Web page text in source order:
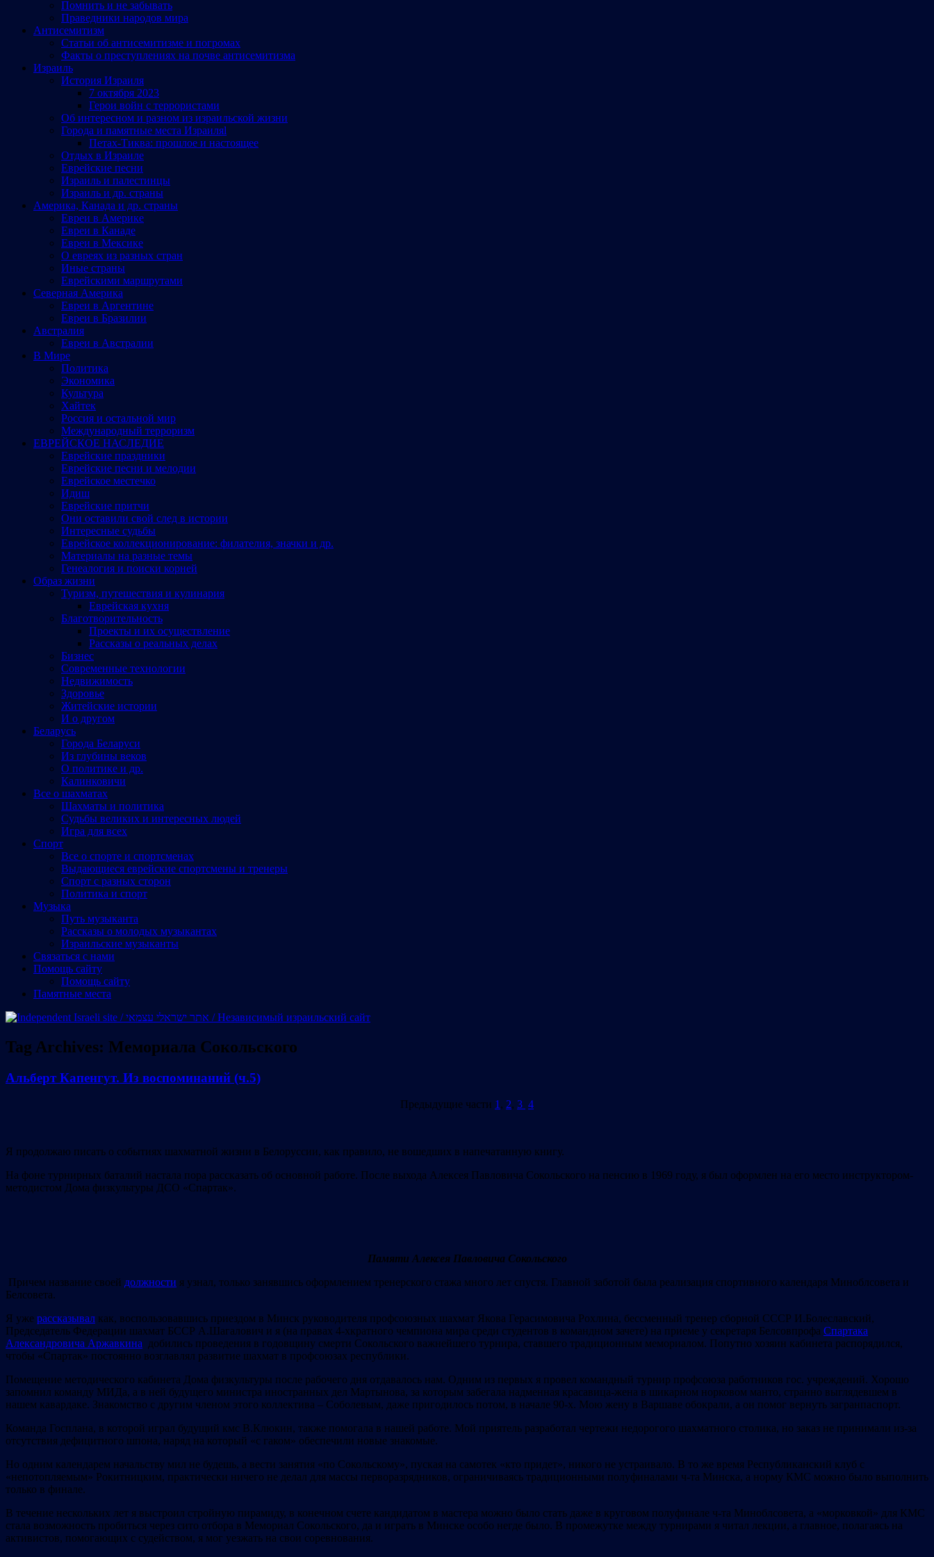
Помнить и не забывать
Праведники народов мира
Антисемитизм
Статьи об антисемитизме и погромах
Факты о преступлениях на почве антисемитизма
Израиль
История Израиля
7 октября 2023
Герои войн с террористами
Об интересном и разном из израильской жизни
Города и памятные места Израиляl
Петах-Тиква: прошлое и настоящее
Отдых в Израиле
Еврейские песни
Израиль и палестинцы
Израиль и др. страны
Америка, Канада и др. страны
Евреи в Америке
Евреи в Канаде
Евреи в Мексике
О евреях из разных стран
Иные страны
Еврейскими маршрутами
Северная Америка
Евреи в Аргентине
Евреи в Бразилии
Австралия
Евреи в Австралии
В Мире
Политика
Экономика
Культура
Хайтек
Россия и остальной мир
Международный терроризм
ЕВРЕЙСКОЕ НАСЛЕДИЕ
Еврейские праздники
Еврейские песни и мелодии
Еврейское местечко
Идиш
Еврейские притчи
Они оставили свой след в истории
Интересные судьбы
Еврейское коллекционирование: филателия, значки и др.
Материалы на разные темы
Генеалогия и поиски корней
Образ жизни
Туризм, путешествия и кулинария
Еврейская кухня
Благотворительность
Проекты и их осуществление
Рассказы о реальных делах
Бизнес
Современные технологии
Недвижимость
Здоровье
Житейские истории
И о другом
Беларусь
Города Беларуси
Из глубины веков
О политике и др.
Калинковичи
Все о шахматах
Шахматы и политика
Судьбы великих и интересных людей
Игра для всех
Спорт
Все о спорте и спортсменах
Выдающиеся еврейские спортсмены и тренеры
Спорт с разных сторон
Политика и спорт
Музыка
Путь музыканта
Рассказы о молодых музыкантах
Израильские музыканты
Cвязаться с нами
Помощь сайту
Помощь сайту
Памятные места
Tag Archives: Мемориала Сокольского
Альберт Капенгут. Из воспоминаний (ч.5)
Предыдущие части 1 , 2, 3 4
Я продолжаю писать о событиях шахматной жизни в Белоруссии, как правило, не вошедших в напечатанную книгу.
На фоне турнирных баталий настала пора рассказать об основной работе. После выхода Алексея Павловича Сокольского на пенсию в 1969 году, я был оформлен на его место инструктором-
методистом Дома физкультуры ДСО «Спартак».
Памяти Алексея Павловича Сокольского
Причем название своей должности я узнал, только занявшись оформлением тренерского стажа много лет спустя. Главной заботой была реализация спортивного календаря Миноблсовета и
Белсовета.
Я уже рассказывал как, воспользовавшись приездом в Минск руководителя профсоюзных шахмат Якова Герасимовича Рохлина, бессменный тренер сборной СССР И.Болеславский,
Председатель Федерации шахмат БССР А.Шагалович и я (на правах 4-хкратного чемпиона мира среди студентов в командном зачете) на приеме у секретаря Белсовпрофа Спартака
Александровича Аржавкина добились проведения в годовщину смерти Сокольского важнейшего турнира, ставшего традиционным мемориалом. Попутно хозяин кабинета распорядился,
чтобы «Спартак» постоянно возглавлял развитие шахмат в профсоюзах республики.
Помещение методического кабинета Дома физкультуры после рабочего дня отдавалось нам. Одним из первых я провел командный турнир профсоюза работников гос. учреждений. Хорошо
запомнил команду МИДа, а в ней будущего министра иностранных дел Мартынова, за которым забегала надменная красавица-жена в шикарном норковом манто, странно выглядевшем в
нашем кавардаке. Знакомство с другим членом этого коллектива – Соболевым, даже пригодилось потом, в начале 90-х. Мою жену в Варшаве обокрали, а он помог вернуть загранпаспорт.
Команда Госплана, в которой играл будущий кмс В.Клюкин, также помогала в нашей работе. Мой приятель разработал чертежи недорогого шахматного столика, но заказ не принимали из-за
отсутствия дефицитного шпона, наряд на который «с гаком» обеспечили новые знакомые.
Но одним календарем начальству мил не будешь, а вести занятия «по Сокольскому», пуская на самотек «кто придет», никого не устраивало. В то же время Республиканский клуб с
«непотопляемым» Рокитницким, практически ничего не делал для массы перворазрядников, ограничиваясь традиционными полуфиналами ч-та Минска, а норму КМС можно было выполнить
только в финале.
В течение нескольких лет я выстроил стройную пирамиду, в конечном счете кандидатом в мастера можно было стать даже в круговом полуфинале ч-та Миноблсовета, а «морковкой» для КМС
стала возможность пробиться через сито отбора в Мемориал Сокольского, да и играть в Минске особо негде было. В промежутке между турнирами я читал лекции, а главное, полагаясь на
активистов, помогающих с судейством, я мог уезжать на свои соревнования.